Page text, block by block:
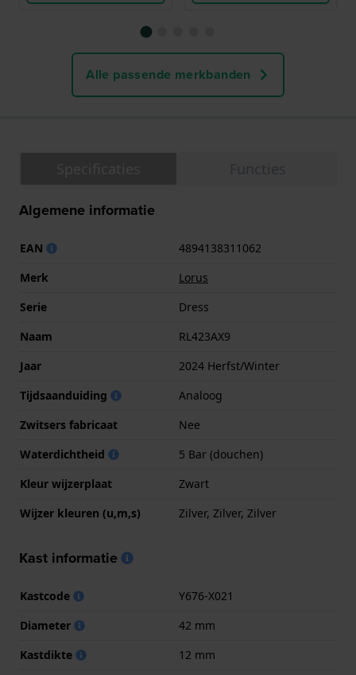
Alle passende merkbanden
Algemene informatie
EAN
4894138311062
Merk
Lorus
Serie
Dress
Naam
RL423AX9
Jaar
2024 Herfst/Winter
Tijdsaanduiding
Analoog
Zwitsers fabricaat
Nee
Waterdichtheid
5 Bar (douchen)
Kleur wijzerplaat
Zwart
Wijzer kleuren (u,m,s)
Zilver, Zilver, Zilver
Kast informatie
Kastcode
Y676-X021
Diameter
42 mm
Kastdikte
12 mm